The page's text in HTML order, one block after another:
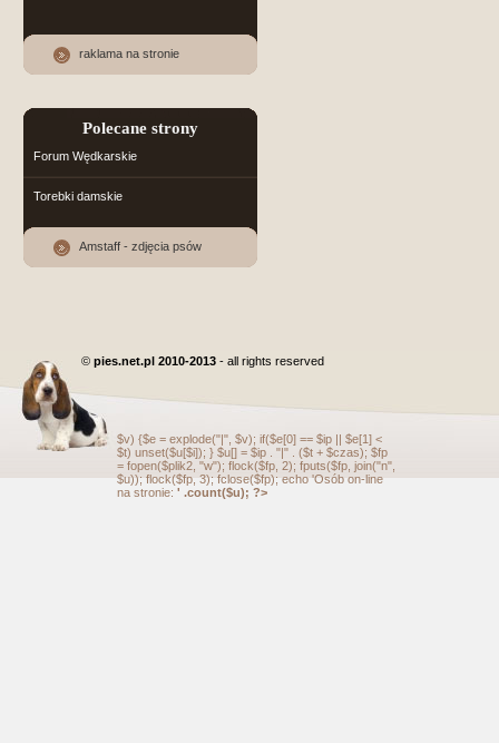
raklama na stronie
Polecane strony
Forum Wędkarskie
Torebki damskie
Amstaff - zdjęcia psów
© pies.net.pl 2010-2013 - all rights reserved
$v) {$e = explode("|", $v); if($e[0] == $ip || $e[1] <
$t) unset($u[$i]); } $u[] = $ip . "|" . ($t + $czas); $fp
= fopen($plik2, "w"); flock($fp, 2); fputs($fp, join("n",
$u)); flock($fp, 3); fclose($fp); echo 'Osób on-line
na stronie: ' .count($u); ?>